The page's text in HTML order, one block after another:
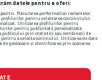
datele pentru a oferi:
Măsurarea performanței reclamelor.
profilurilor pentru selectarea conținutului
Utilizarea profilurilor pentru
pentru publicitate personalizată.
publicului prin statistici sau combinații de
a selecta conținutul. Utilizarea de date
geolocație și identificarea prin scanarea